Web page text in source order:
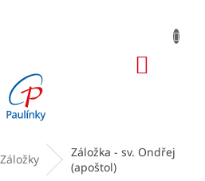
Záložky
Záložka - sv. Ondřej
(apoštol)